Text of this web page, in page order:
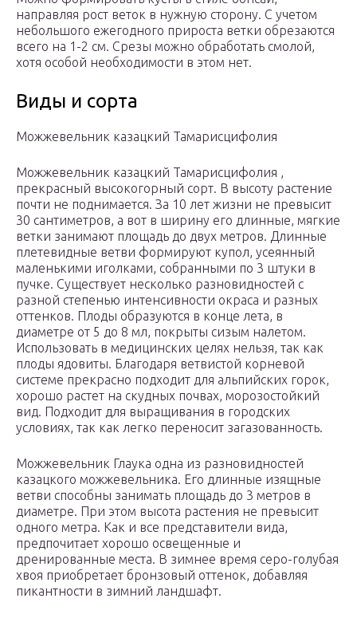
направляя рост веток в нужную сторону. С учетом
небольшого ежегодного прироста ветки обрезаются
всего на 1-2 см. Срезы можно обработать смолой,
хотя особой необходимости в этом нет.
Виды и сорта
Можжевельник казацкий Тамарисцифолия
Можжевельник казацкий Тамарисцифолия ,
прекрасный высокогорный сорт. В высоту растение
почти не поднимается. За 10 лет жизни не превысит
30 сантиметров, а вот в ширину его длинные, мягкие
ветки занимают площадь до двух метров. Длинные
плетевидные ветви формируют купол, усеянный
маленькими иголками, собранными по 3 штуки в
пучке. Существует несколько разновидностей с
разной степенью интенсивности окраса и разных
оттенков. Плоды образуются в конце лета, в
диаметре от 5 до 8 мл, покрыты сизым налетом.
Использовать в медицинских целях нельзя, так как
плоды ядовиты. Благодаря ветвистой корневой
системе прекрасно подходит для альпийских горок,
хорошо растет на скудных почвах, морозостойкий
вид. Подходит для выращивания в городских
условиях, так как легко переносит загазованность.
Можжевельник Глаука одна из разновидностей
казацкого можжевельника. Его длинные изящные
ветви способны занимать площадь до 3 метров в
диаметре. При этом высота растения не превысит
одного метра. Как и все представители вида,
предпочитает хорошо освещенные и
дренированные места. В зимнее время серо-голубая
хвоя приобретает бронзовый оттенок, добавляя
пикантности в зимний ландшафт.